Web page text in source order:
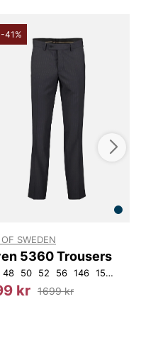
112 116 120 148 150
-41%
OF SWEDEN
5360 Trousers
48 50 52 56 146 150
kr 1699 kr